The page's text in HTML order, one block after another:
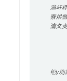
瀹屽
寮烘
瀹夊
绾у埆